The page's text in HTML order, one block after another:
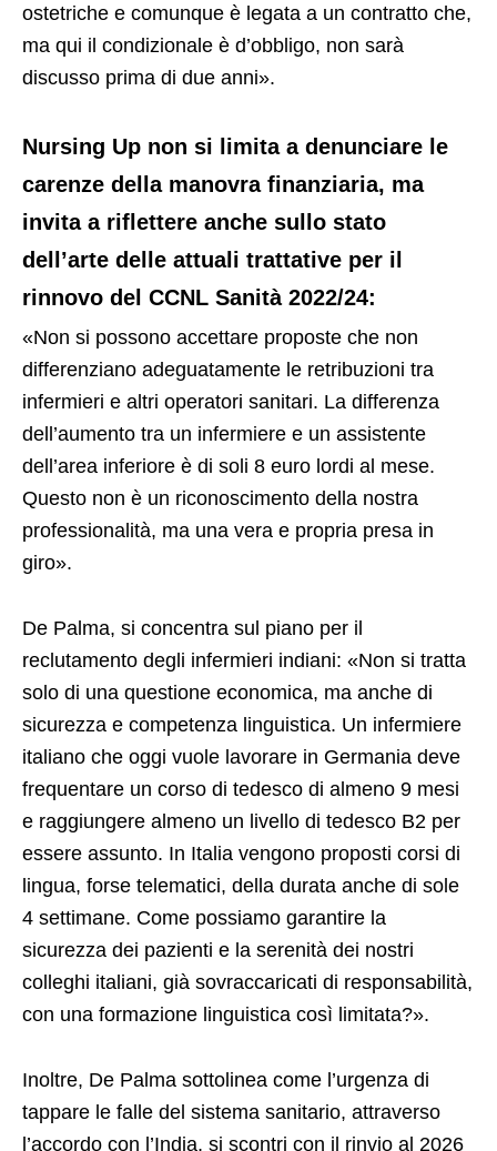
ostetriche e comunque è legata a un contratto che,
ma qui il condizionale è d’obbligo, non sarà
discusso prima di due anni».
Nursing Up non si limita a denunciare le
carenze della manovra finanziaria, ma
invita a riflettere anche sullo stato
dell’arte delle attuali trattative per il
rinnovo del CCNL Sanità 2022/24:
«Non si possono accettare proposte che non
differenziano adeguatamente le retribuzioni tra
infermieri e altri operatori sanitari. La differenza
dell’aumento tra un infermiere e un assistente
dell’area inferiore è di soli 8 euro lordi al mese.
Questo non è un riconoscimento della nostra
professionalità, ma una vera e propria presa in
giro».
De Palma, si concentra sul piano per il
reclutamento degli infermieri indiani: «Non si tratta
solo di una questione economica, ma anche di
sicurezza e competenza linguistica. Un infermiere
italiano che oggi vuole lavorare in Germania deve
frequentare un corso di tedesco di almeno 9 mesi
e raggiungere almeno un livello di tedesco B2 per
essere assunto. In Italia vengono proposti corsi di
lingua, forse telematici, della durata anche di sole
4 settimane. Come possiamo garantire la
sicurezza dei pazienti e la serenità dei nostri
colleghi italiani, già sovraccaricati di responsabilità,
con una formazione linguistica così limitata?».
Inoltre, De Palma sottolinea come l’urgenza di
tappare le falle del sistema sanitario, attraverso
l’accordo con l’India, si scontri con il rinvio al 2026